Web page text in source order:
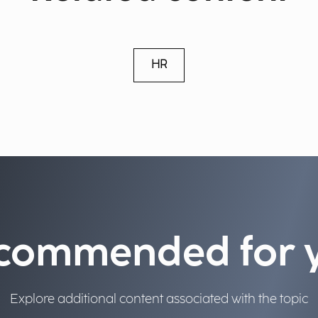
HR
for
Explore additional content associated with the topic